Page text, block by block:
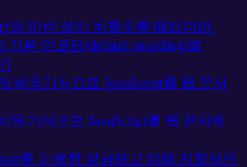
의 이런 점이 뒤통수를 때리더라.
기본 인코딩(default encoding)을
비동기식으로 JavaScript를 웹 문서
동기식으로 JavaScript를 웹 문서에
를 이용한 깔끔하고 미래 지향적인